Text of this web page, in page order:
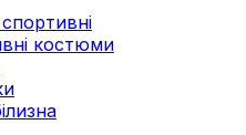
костюми